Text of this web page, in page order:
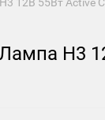
H3